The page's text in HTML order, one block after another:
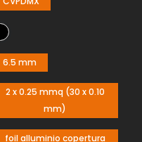
6.5 mm
2 x 0.25 mmq (30 x 0.10
mm)
foil alluminio copertura